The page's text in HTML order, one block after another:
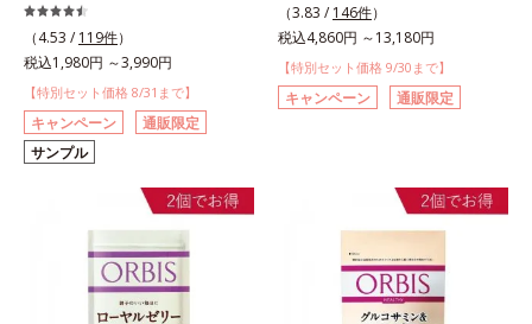
（4.53 / 119件）
税込1,980円 ～3,990円
【特別セット価格 8/31まで】
キャンペーン
通販限定
サンプル
（3.83 / 146件）
税込4,860円 ～13,180円
【特別セット価格 9/30まで】
キャンペーン 通販限定